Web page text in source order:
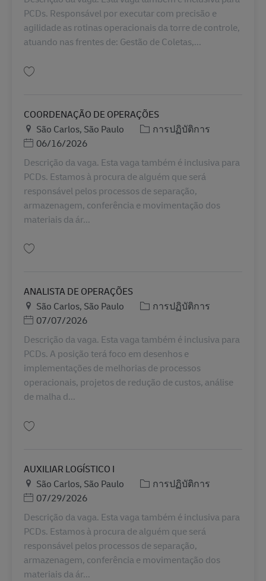
PCDs. Responsável por executar com precisão e
agilidade as rotinas operacionais da torre de controle,
atuando nas frentes de: Gestão de Coletas,...
COORDENAÇÃO DE OPERAÇÕES
สถานที่
São Carlos, São Paulo หมวดหมู่
การปฏิบัติการ
Posted Date
06/16/2026
Descrição da vaga. Esta vaga também é inclusiva para
PCDs. Estamos à procura de alguém que será
responsável pelos processos de separação,
armazenagem, conferência e movimentação dos
materiais da ár...
ANALISTA DE OPERAÇÕES
สถานที่
São Carlos, São Paulo หมวดหมู่
การปฏิบัติการ
Posted Date
07/07/2026
Descrição da vaga. Esta vaga também é inclusiva para
PCDs. A posição terá foco em desenhos e
implementações de melhorias de processos
operacionais, projetos de redução de custos, análise
de malha d...
AUXILIAR LOGÍSTICO I
สถานที่
São Carlos, São Paulo หมวดหมู่
การปฏิบัติการ
Posted Date
07/29/2026
Descrição da vaga. Esta vaga também é inclusiva para
PCDs. Estamos à procura de alguém que será
responsável pelos processos de separação,
armazenagem, conferência e movimentação dos
materiais da ár...